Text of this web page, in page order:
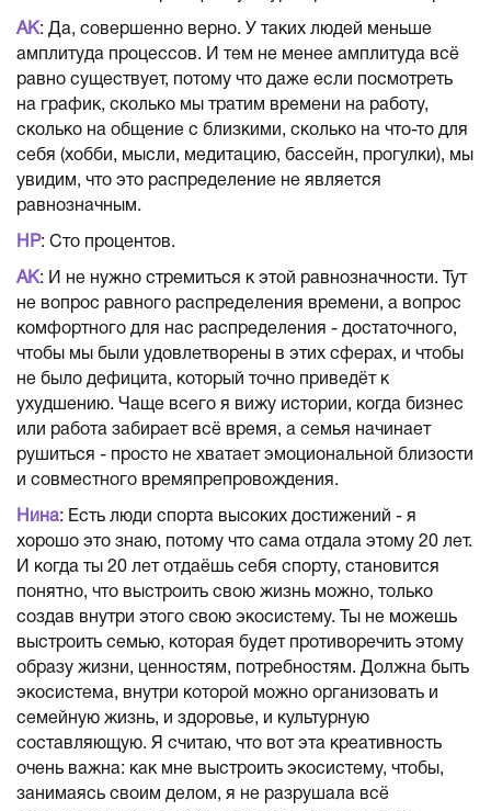
АК: Да, совершенно верно. У таких людей меньше
амплитуда процессов. И тем не менее амплитуда всё
равно существует, потому что даже если посмотреть
на график, сколько мы тратим времени на работу,
сколько на общение с близкими, сколько на что-то для
себя (хобби, мысли, медитацию, бассейн, прогулки), мы
увидим, что это распределение не является
равнозначным.
НР: Сто процентов.
АК: И не нужно стремиться к этой равнозначности. Тут
не вопрос равного распределения времени, а вопрос
комфортного для нас распределения - достаточного,
чтобы мы были удовлетворены в этих сферах, и чтобы
не было дефицита, который точно приведёт к
ухудшению. Чаще всего я вижу истории, когда бизнес
или работа забирает всё время, а семья начинает
рушиться - просто не хватает эмоциональной близости
и совместного времяпрепровождения.
Нина: Есть люди спорта высоких достижений - я
хорошо это знаю, потому что сама отдала этому 20 лет.
И когда ты 20 лет отдаёшь себя спорту, становится
понятно, что выстроить свою жизнь можно, только
создав внутри этого свою экосистему. Ты не можешь
выстроить семью, которая будет противоречить этому
образу жизни, ценностям, потребностям. Должна быть
экосистема, внутри которой можно организовать и
семейную жизнь, и здоровье, и культурную
составляющую. Я считаю, что вот эта креативность
очень важна: как мне выстроить экосистему, чтобы,
занимаясь своим делом, я не разрушала всё